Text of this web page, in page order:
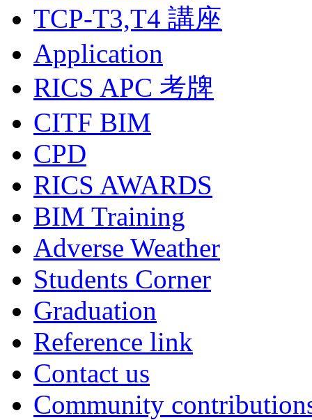
TCP-T3,T4 講座
Application
RICS APC 考牌
CITF BIM
CPD
RICS AWARDS
BIM Training
Adverse Weather
Students Corner
Graduation
Reference link
Contact us
Community